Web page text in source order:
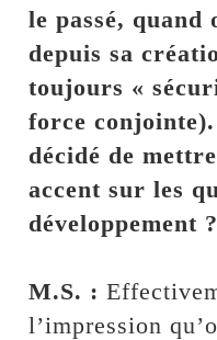
le passé, quand
depuis sa
toujours «
force
décidé de
accent sur les
développement ?
M.S. :
l’impression